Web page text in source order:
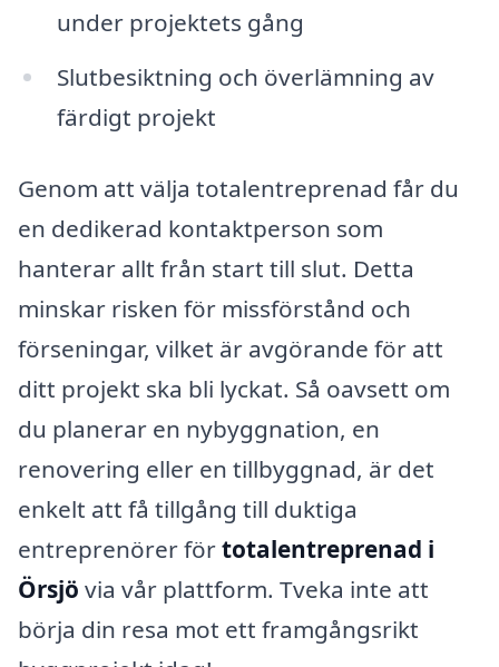
under projektets gång
Slutbesiktning och överlämning av
färdigt projekt
Genom att välja totalentreprenad får du
en dedikerad kontaktperson som
hanterar allt från start till slut. Detta
minskar risken för missförstånd och
förseningar, vilket är avgörande för att
ditt projekt ska bli lyckat. Så oavsett om
du planerar en nybyggnation, en
renovering eller en tillbyggnad, är det
enkelt att få tillgång till duktiga
entreprenörer förtotalentreprenad i
Örsjö via vår plattform. Tveka inte att
börja din resa mot ett framgångsrikt